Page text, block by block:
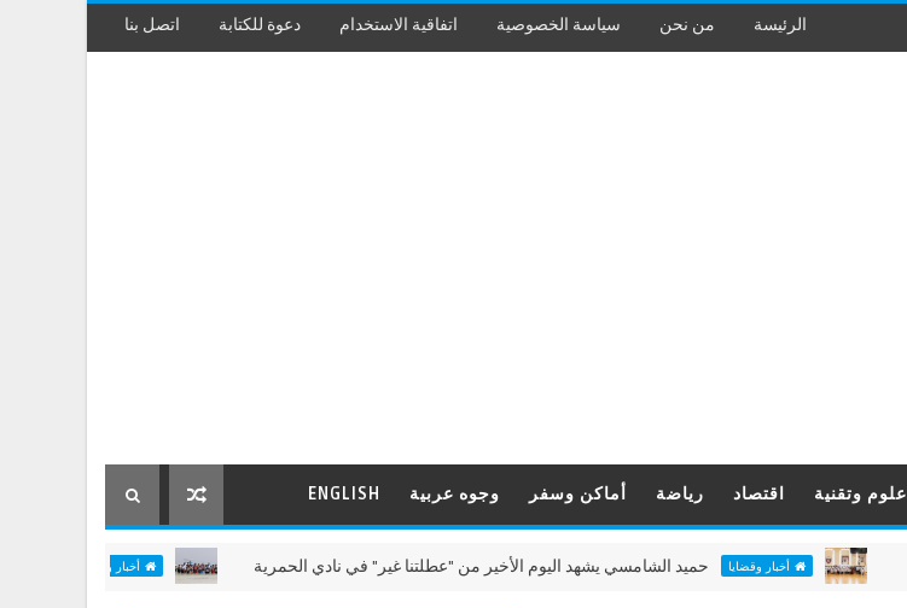
الرئيسة من نحن سياسة الخصوصية اتفاقية الاستخدام دعوة للكتابة اتصل بنا
علوم وتقنية اقتصاد رياضة أماكن وسفر وجوه عربية ENGLISH
أخبار وقضايا حميد الشامسي يشهد اليوم الأخير من "عطلتنا غير" في نادي الحمرية أخبار وقضايا مختبر "الألعاب